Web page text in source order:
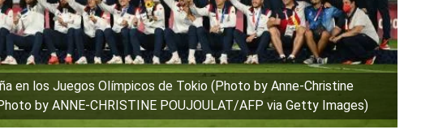
en los Juegos Olímpicos de Tokio (Photo by Anne-Christine
by ANNE-CHRISTINE POUJOULAT/AFP via Getty Images)